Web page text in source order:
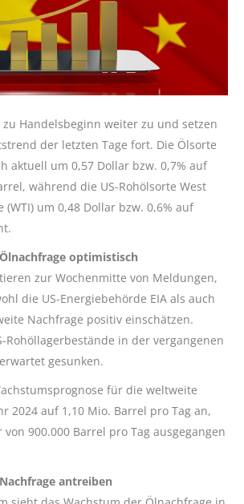
Handelsbeginn weiter zu und setzen
der letzten Tage fort. Die Ölsorte
aktuell um 0,57 Dollar bzw. 0,7% auf
während die US-Rohölsorte West
(WTI) um 0,48 Dollar bzw. 0,6% auf
optimistisch
zur Wochenmitte von Meldungen,
die US-Energiebehörde EIA als auch
Nachfrage positiv einschätzen.
Rohöllagerbestände in der vergangenen
gesunken.
für die weltweite
2024 auf 1,10 Mio. Barrel pro Tag an,
900.000 Barrel pro Tag ausgegangen
antreiben